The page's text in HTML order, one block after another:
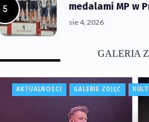
medalami MP w
sie 4, 2026
GALERIA
AKTUALNOŚCI GALERIE ZDJĘĆ